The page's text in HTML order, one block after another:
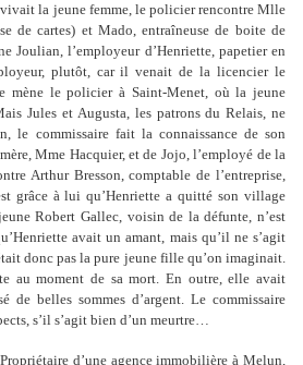
la jeune femme, le policier rencontre Mlle
de cartes) et Mado, entraîneuse de boite de
Joulian, l’employeur d’Henriette, papetier en
plutôt, car il venait de la licencier le
mène le policier à Saint-Menet, où la jeune
Jules et Augusta, les patrons du Relais, ne
le commissaire fait la connaissance de son
Mme Hacquier, et de Jojo, l’employé de la
Arthur Bresson, comptable de l’entreprise,
grâce à lui qu’Henriette a quitté son village
Robert Gallec, voisin de la défunte, n’est
avait un amant, mais qu’il ne s’agit
donc pas la pure jeune fille qu’on imaginait.
au moment de sa mort. En outre, elle avait
de belles sommes d’argent. Le commissaire
s’il s’agit bien d’un meurtre…
d’une agence immobilière à Melun,